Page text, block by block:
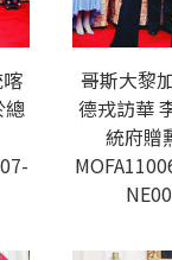
總
哥斯大黎
德戎訪華
統府贈